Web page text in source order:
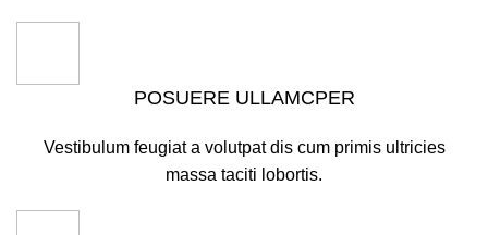
POSUERE ULLAMCPER
Vestibulum feugiat a volutpat dis cum primis ultricies
massa taciti lobortis.